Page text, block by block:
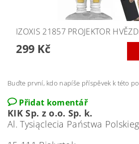
IZOXIS 21857 PROJEKTOR
299 Kč
Buďte první, kdo napíše příspěvek k této
Přidat komentář
KIK Sp. z o.o. Sp. k.
Al. Tysiąclecia Państwa